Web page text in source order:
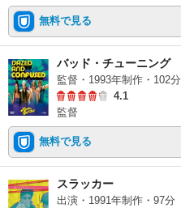
無料で見る
バッド・チューニング
監督・1993年制作・102分
4.1
監督
無料で見る
スラッカー
出演・1991年制作・97分